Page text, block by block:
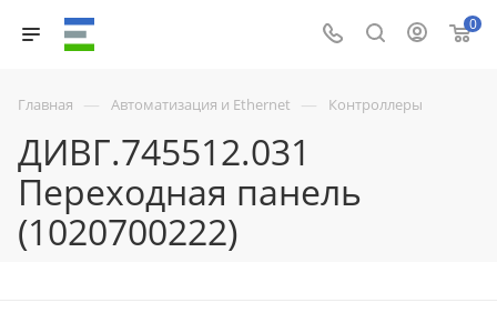
0
Главная — Автоматизация и Ethernet — Контроллеры
ДИВГ.745512.031
Переходная панель
(1020700222)